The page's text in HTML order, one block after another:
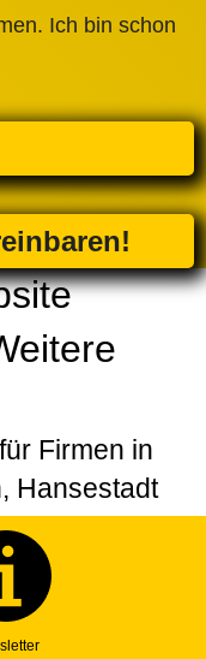
Ich bin schon
Firmen in
Hansestadt
individuellen
Ihres